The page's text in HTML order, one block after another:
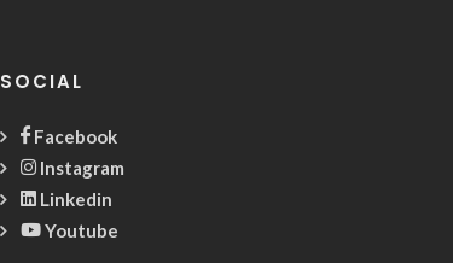
SOCIAL
Facebook
Instagram
Linkedin
Youtube